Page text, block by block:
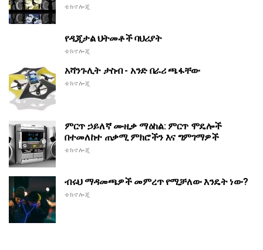
ቴክኖሎጂ
የዲጂታል ህትመቶች ባህሪያት
ቴክኖሎጂ
አሻንጉሊት ታስብ - አንድ በራሪ ጫፋቸው
ቴክኖሎጂ
ምርጥ ኃይለኛ ሙዚቃ ማዕከል: ምርጥ ሞዴሎች
በተመለከተ ጠቃሚ ምክሮችን እና ግምገማዎች
ቴክኖሎጂ
ብሩህ ማዳመጫዎች መምረጥ የሚቻለው እንዴት ነው?
ቴክኖሎጂ